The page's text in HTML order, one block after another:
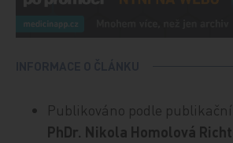
Publikováno podle
PhDr. Nikola Homolová